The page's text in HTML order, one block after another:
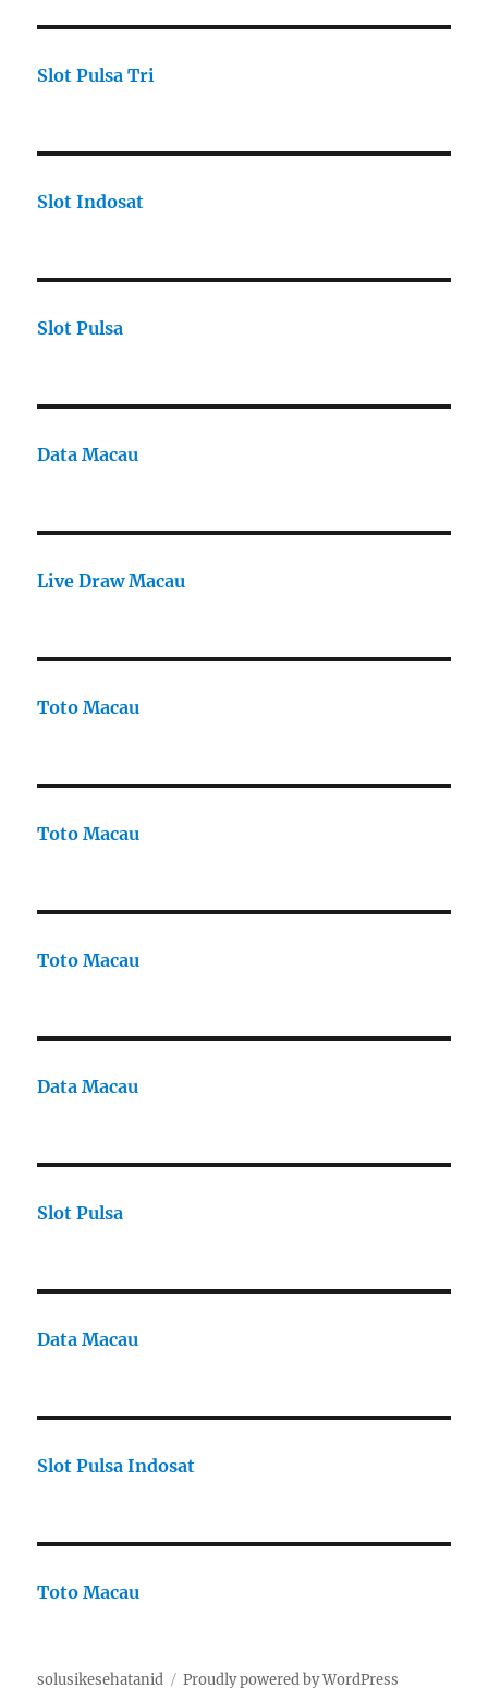
Slot Pulsa Tri
Slot Indosat
Slot Pulsa
Data Macau
Live Draw Macau
Toto Macau
Toto Macau
Toto Macau
Data Macau
Slot Pulsa
Data Macau
Slot Pulsa Indosat
Toto Macau
solusikesehatanid Proudly powered by WordPress